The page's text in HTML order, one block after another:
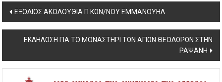
Post
navigation
ΕΞΟΔΙΟΣ ΑΚΟΛΟΥΘΙΑ Π.ΚΩΝ/ΝΟΥ ΕΜΜΑΝΟΥΗΛ
ΕΚΔΗΛΩΣΗ ΓΙΑ ΤΟ ΜΟΝΑΣΤΗΡΙ ΤΩΝ ΑΓΙΩΝ ΘΕΟΔΩΡΩΝ ΣΤΗΝ
ΡΑΨΑΝΗ